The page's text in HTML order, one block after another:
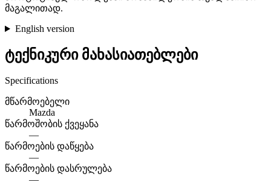
მაგალითად.
English version
ტექნიკური მახასიათებლები
Specifications
მწარმოებელი
Mazda
წარმოშობის ქვეყანა
—
წარმოების დაწყება
—
წარმოების დასრულება
—